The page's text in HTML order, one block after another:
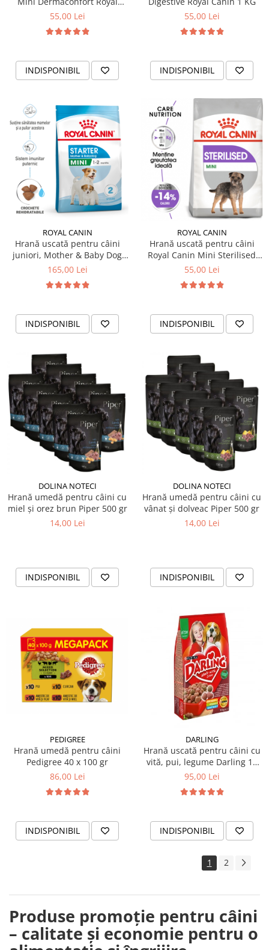
Canin 1 KG
55,00 Lei
INDISPONIBIL
55,00 Lei
INDISPONIBIL
ROYAL CANIN
Hrană uscată pentru câini
juniori, Mother & Baby Dog
Royal Canin 4 KG
165,00 Lei
INDISPONIBIL
ROYAL CANIN
Hrană uscată pentru câini
Royal Canin Mini Sterilised
Adult
55,00 Lei
INDISPONIBIL
DOLINA NOTECI
Hrană umedă pentru câini cu
miel și orez brun Piper 500 gr
14,00 Lei
INDISPONIBIL
DOLINA NOTECI
Hrană umedă pentru câini cu
vânat și dolveac Piper 500 gr
14,00 Lei
INDISPONIBIL
PEDIGREE
Hrană umedă pentru câini
Pedigree 40 x 100 gr
86,00 Lei
INDISPONIBIL
DARLING
Hrană uscată pentru câini cu
vită, pui, legume Darling 10
KG
95,00 Lei
INDISPONIBIL
1 2
Produse promoție pentru câini
– calitate și economie pentru o